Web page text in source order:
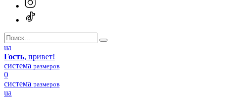
ua
Гость, привет!
система размеров
0
система размеров
ua